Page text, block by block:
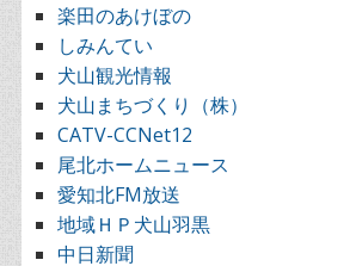
楽田のあけぼの
しみんてい
犬山観光情報
犬山まちづくり（株）
CATV-CCNet12
尾北ホームニュース
愛知北FM放送
地域ＨＰ犬山羽黒
中日新聞